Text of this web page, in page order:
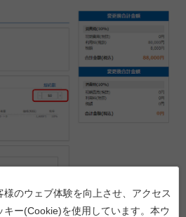
のウェブ体験を向上させ、アクセス
ー(Cookie)を使用しています。本ウ